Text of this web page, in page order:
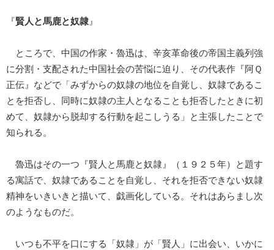
『賢人と馬鹿と奴隷 』
ところで、中国の作家・魯迅は、辛亥革命後の帝国主義列強
に分割・支配された中国社会の苦悩に迫り、その代表作『阿Ｑ
正伝』などで「みずからの奴隷の地位を自覚し、奴隷であるこ
とを拒否し、同時に奴隷の主人となることも拒否したときに初
めて、奴隷から脱却する行動を起こしうる」と主張したことで
知られる。
魯迅はその一つ『賢人と馬鹿と奴隷』（１９２５年）と題す
る寓話で、奴隷であることを自覚し、それを拒否できない奴隷
精神をいきいきと描いて、戯画化している。それはあらまし次
のようなものだ。
いつも不平を口にする「奴隷」が「賢人」に出会い、いかに